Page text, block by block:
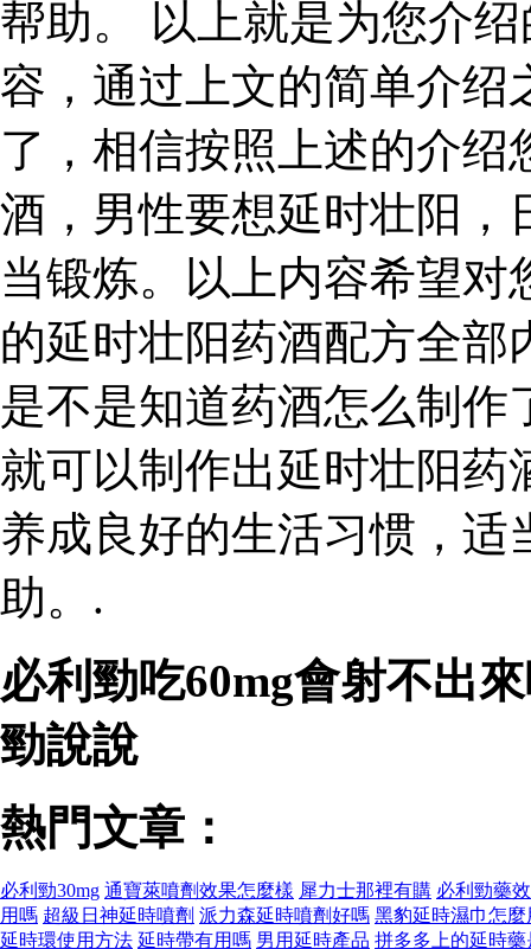
帮助。 以上就是为您介
容，通过上文的简单介绍
了，相信按照上述的介
酒，男性要想延时壮阳，
当锻炼。以上内容希望
的延时壮阳药酒配方全
是不是知道药酒怎么制
就可以制作出延时壮阳药
养成良好的生活习惯，
助。.
必利勁吃60mg會射不出
勁說說
熱門文章：
必利勁30mg 通寶萊噴劑效果怎麼樣 犀力士那裡有購 必利勁藥
用嗎 超級日神延時噴劑 派力森延時噴劑好嗎 黑豹延時濕巾怎麼
延時環使用方法 延時帶有用嗎 男用延時產品 拼多多上的延時藥